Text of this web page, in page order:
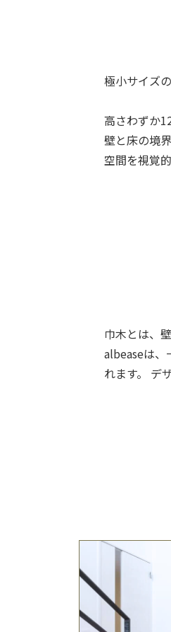
極小サイズ
高さわずか
壁と床の境
空間を視覚
巾木とは、
albeaseは、
れます。 デ